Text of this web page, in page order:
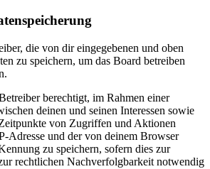
die von dir eingegebenen und oben
zu speichern, um das Board betreiben
berechtigt, im Rahmen einer
deinen und seinen Interessen sowie
von Zugriffen und Aktionen
Adresse und der von deinem Browser
zu speichern, sofern dies zur
rechtlichen Nachverfolgbarkeit notwendig